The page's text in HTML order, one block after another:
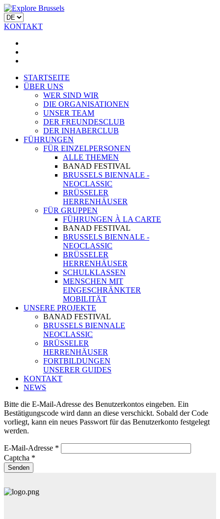
KONTAKT
STARTSEITE
ÜBER UNS
WER SIND WIR
DIE ORGANISATIONEN
UNSER TEAM
DER FREUNDESCLUB
DER INHABERCLUB
FÜHRUNGEN
FÜR EINZELPERSONEN
ALLE THEMEN
BANAD FESTIVAL
BRUSSELS BIENNALE -
NEOCLASSIC
BRÜSSELER
HERRENHÄUSER
FÜR GRUPPEN
FÜHRUNGEN À LA CARTE
BANAD FESTIVAL
BRUSSELS BIENNALE -
NEOCLASSIC
BRÜSSELER
HERRENHÄUSER
SCHULKLASSEN
MENSCHEN MIT
EINGESCHRÄNKTER
MOBILITÄT
UNSERE PROJEKTE
BANAD FESTIVAL
BRUSSELS BIENNALE
NEOCLASSIC
BRÜSSELER
HERRENHÄUSER
FORTBILDUNGEN
UNSERER GUIDES
KONTAKT
NEWS
Bitte die E-Mail-Adresse des Benutzerkontos eingeben. Ein
Bestätigungscode wird dann an diese verschickt. Sobald der Code
vorliegt, kann ein neues Passwort für das Benutzerkonto festgelegt
werden.
E-Mail-Adresse *
Captcha *
Senden